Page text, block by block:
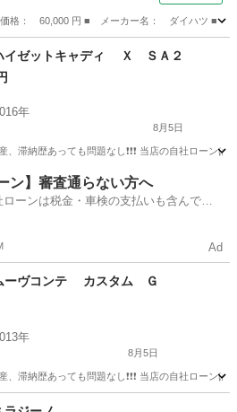
格： 60,000 円 ■ メーカー名： ダイハツ ■
イゼットキャディ Ｘ ＳＡ２
年
8月5日
産、滞納歴あっても問題なし❗️❗️❗️ 当店の自社ロ
ン】審査通らない方へ
ローンは税金・車検の支払いも含んでい
Ad
ーヴコンテ カスタム Ｇ
年
8月5日
産、滞納歴あっても問題なし❗️❗️❗️ 当店の自社ロ
ムーヴコンテ